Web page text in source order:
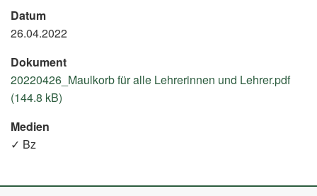
Datum
26.04.2022
Dokument
20220426_Maulkorb für alle Lehrerinnen und Lehrer.pdf
(144.8 kB)
Medien
✓ Bz